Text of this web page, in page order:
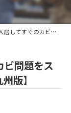
をスッキリ解決する方法【福岡・九州版】
ビ問題をス
版】